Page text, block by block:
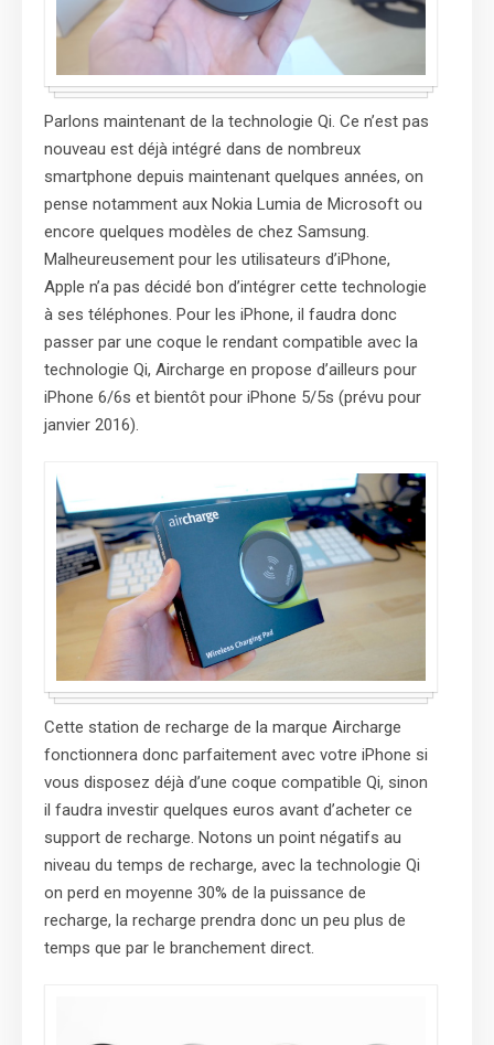
Parlons maintenant de la technologie Qi. Ce n’est pas
nouveau est déjà intégré dans de nombreux
smartphone depuis maintenant quelques années, on
pense notamment aux Nokia Lumia de Microsoft ou
encore quelques modèles de chez Samsung.
Malheureusement pour les utilisateurs d’iPhone,
Apple n’a pas décidé bon d’intégrer cette technologie
à ses téléphones. Pour les iPhone, il faudra donc
passer par une coque le rendant compatible avec la
technologie Qi, Aircharge en propose d’ailleurs pour
iPhone 6/6s et bientôt pour iPhone 5/5s (prévu pour
janvier 2016).
Cette station de recharge de la marque Aircharge
fonctionnera donc parfaitement avec votre iPhone si
vous disposez déjà d’une coque compatible Qi, sinon
il faudra investir quelques euros avant d’acheter ce
support de recharge. Notons un point négatifs au
niveau du temps de recharge, avec la technologie Qi
on perd en moyenne 30% de la puissance de
recharge, la recharge prendra donc un peu plus de
temps que par le branchement direct.